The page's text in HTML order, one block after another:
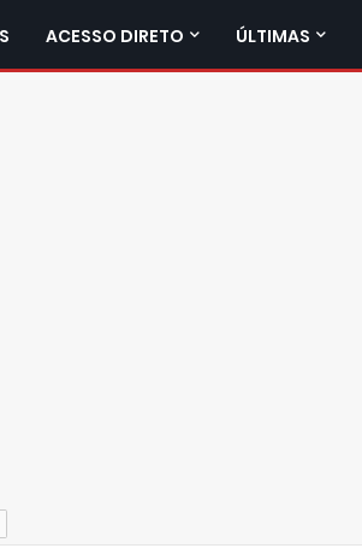
ACESSO DIRETO ÚLTIMAS